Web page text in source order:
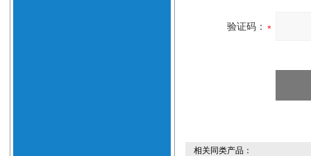
验证码：
相关同类产品：